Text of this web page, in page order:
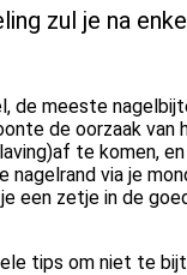
zul je na
meeste
de oorzaak
te komen,
nagelrand via je
een zetje in de
tips om niet te